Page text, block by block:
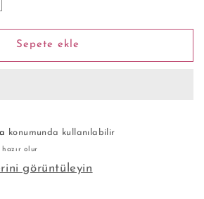
Sepete ekle
konumunda kullanılabilir
olur
görüntüleyin